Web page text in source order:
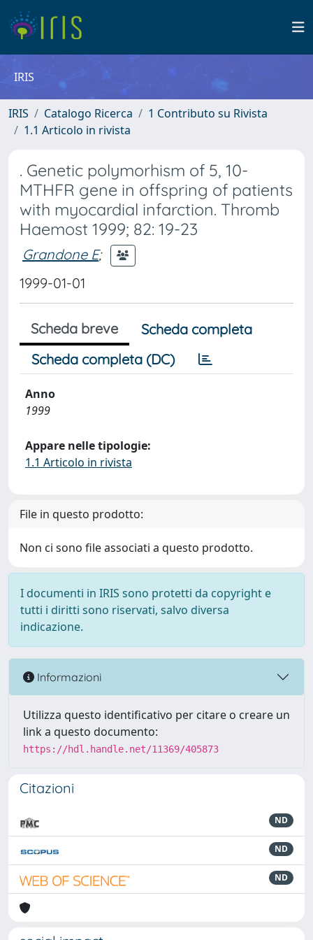
IRIS
IRIS Catalogo Ricerca
1 Contributo su Rivista
1.1 Articolo in rivista
. Genetic polymorhism of 5, 10-
MTHFR gene in offspring of patients
with myocardial infarction. Thromb
Haemost 1999; 82: 19-23
Grandone E;
1999-01-01
Scheda breve
Scheda completa
Scheda completa (DC)
Anno
1999
Appare nelle tipologie:
1.1 Articolo in rivista
File in questo prodotto:
Non ci sono file associati a questo prodotto.
I documenti in IRIS sono protetti da copyright e
tutti i diritti sono riservati, salvo diversa
indicazione.
Informazioni
Utilizza questo identificativo per citare o creare un
link a questo documento:
https://hdl.handle.net/11369/405873
Citazioni
ND
ND
ND